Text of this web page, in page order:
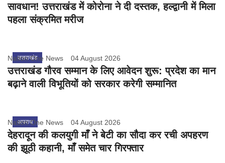
सावधान! उत्तराखंड में कोरोना ने दी दस्तक, हल्द्वानी में मिला
पहला संक्रमित मरीज
उत्तराखंड
Nation One News 04 August 2026
उत्तराखंड गौरव सम्मान के लिए आवेदन शुरू: प्रदेश का मान
बढ़ाने वाली विभूतियों को सरकार करेगी सम्मानित
अपराध
Nation One News 04 August 2026
देहरादून की कलयुगी माँ ने बेटी का सौदा कर रची अपहरण
की झूठी कहानी, माँ समेत चार गिरफ्तार